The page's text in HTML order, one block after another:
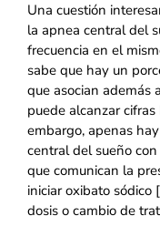
Una cuestión
la apnea central del
frecuencia en el
sabe que hay un
que asocian además
puede alcanzar
embargo, apenas
central del sueño
que comunican la
iniciar oxibato sódico
dosis o cambio de